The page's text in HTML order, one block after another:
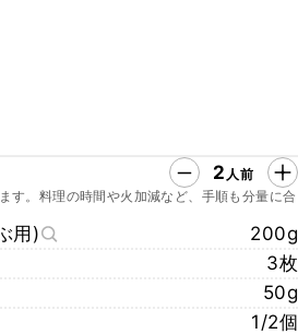
2 人前
す。料理の時間や火加減など、手順も分量に合
用)
200g
3枚
50g
1/2個